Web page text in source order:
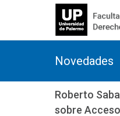
Novedades
Roberto
sobre